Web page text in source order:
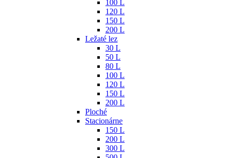
100 L
120 L
150 L
200 L
Ležaté lez
30 L
50 L
80 L
100 L
120 L
150 L
200 L
Ploché
Stacionárne
150 L
200 L
300 L